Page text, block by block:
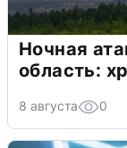
Ночная
область:
8 августа 0